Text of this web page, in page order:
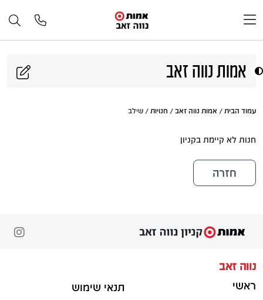
אמות נווה זאב
עמוד הבית / אמות נווה זאב / חנויות / שילב
חנות לא קיימת בקניון
חזרה
נווה זאב
ראשי
תנאי שימוש